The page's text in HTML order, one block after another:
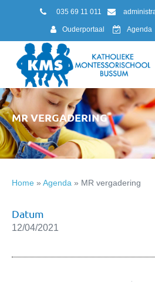
035 69 11 011
Ouderportaal Agenda
MR VERGADERING
Home » Agenda » MR vergadering
Datum
12/04/2021